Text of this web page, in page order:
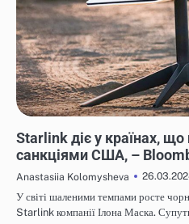
Starlink діє у країнах,
санкціями США, –
Anastasiia Kolomysheva
У світі шаленими темпами росте
Starlink компанії Ілона Маска.